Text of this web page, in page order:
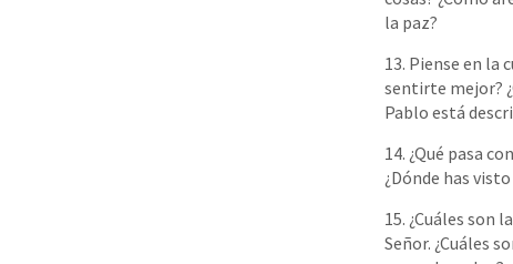
la paz?
13. Piense en la
sentirte mejor?
Pablo está
14. ¿Qué pasa
¿Dónde has
15. ¿Cuáles son
Señor. ¿Cuáles